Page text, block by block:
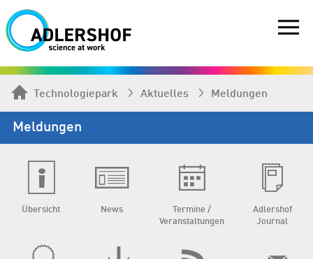
Technologiepark Aktuelles Meldungen
Meldungen
Übersicht News
Termine /
Veranstaltungen
Adlershof
Journal